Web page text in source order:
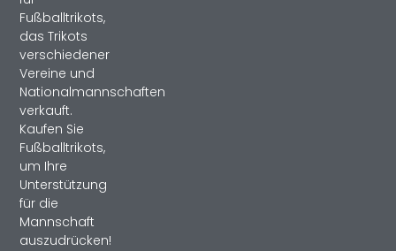
Fußballtrikots,
das Trikots
verschiedener
Vereine und
Nationalmannschaften
verkauft.
Kaufen Sie
Fußballtrikots,
um Ihre
Unterstützung
für die
Mannschaft
auszudrücken!